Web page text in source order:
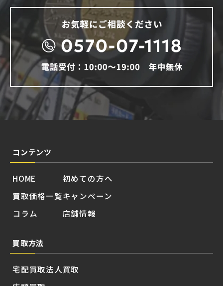
コンテンツ
HOME
買取価格一覧
コラム
初めての方へ
キャンペーン
店舗情報
買取方法
宅配買取法人買取